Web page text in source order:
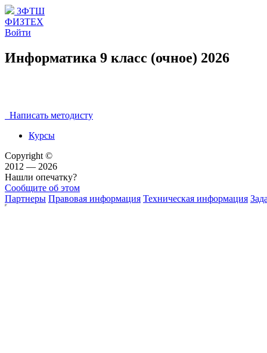
ЗФТШ
ФИЗТЕХ
Войти
Информатика 9 класс (очное) 2026
Написать методисту
Курсы
Copyright ©
2012 — 2026
Нашли опечатку?
Сообщите об этом
Партнеры Правовая информация Техническая информация